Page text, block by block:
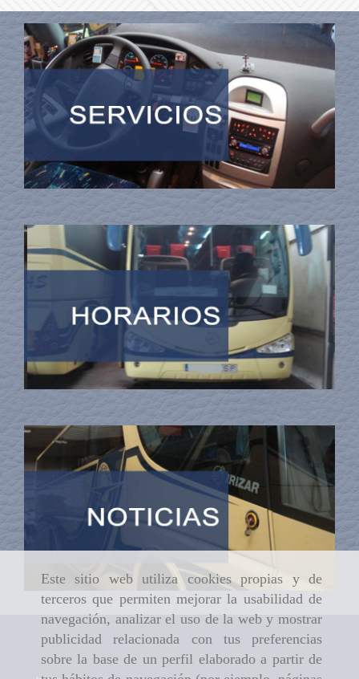
Este sitio web utiliza cookies propias y de
terceros que permiten mejorar la usabilidad de
navegación, analizar el uso de la web y mostrar
publicidad relacionada con tus preferencias
sobre la base de un perfil elaborado a partir de